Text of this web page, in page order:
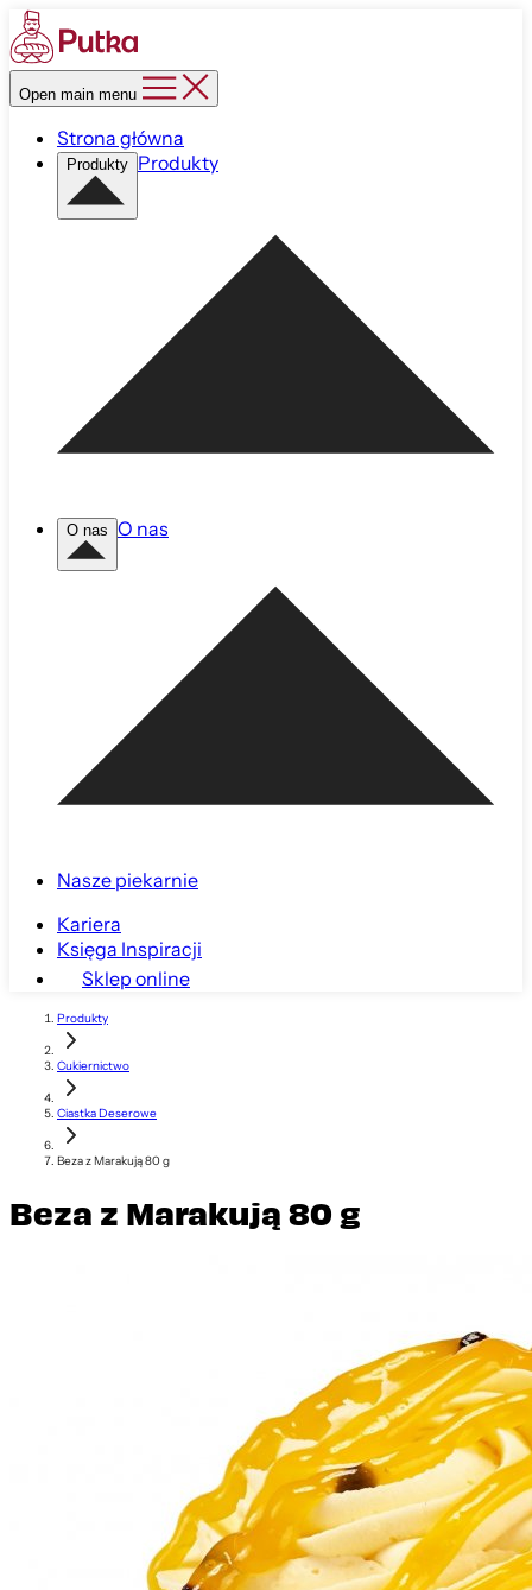
Open main menu
Strona główna
Produkty Produkty
O nas O nas
Nasze piekarnie
Kariera
Księga Inspiracji
Sklep online
Produkty
Cukiernictwo
Ciastka Deserowe
Beza z Marakują 80 g
Beza z Marakują 80 g